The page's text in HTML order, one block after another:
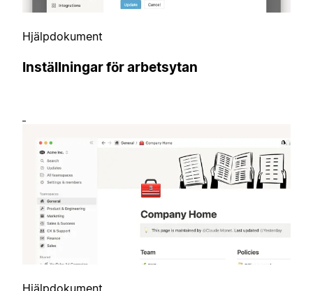
Hjälpdokument
Inställningar för arbetsytan